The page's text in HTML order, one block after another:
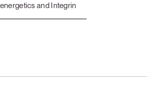
and Integrin